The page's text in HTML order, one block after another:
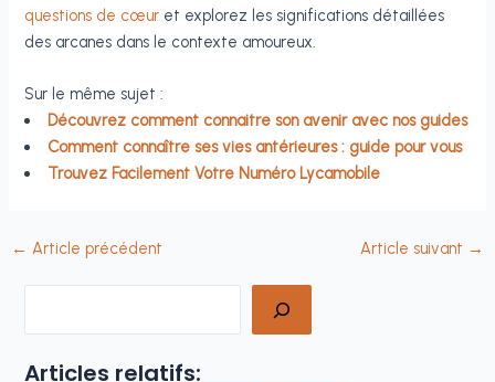
questions de cœur et explorez les significations détaillées
des arcanes dans le contexte amoureux.
Sur le même sujet :
Découvrez comment connaitre son avenir avec nos guides
Comment connaître ses vies antérieures : guide pour vous
Trouvez Facilement Votre Numéro Lycamobile
← Article précédent Article suivant →
Articles relatifs: